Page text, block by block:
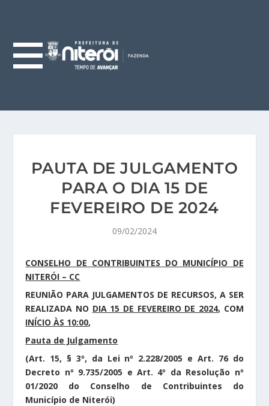
PAUTA DE JULGAMENTO
PARA O DIA 15 DE
FEVEREIRO DE 2024
09/02/2024
CONSELHO DE CONTRIBUINTES DO MUNICÍPIO DE
NITERÓI – CC
REUNIÃO PARA JULGAMENTOS DE RECURSOS, A SER
REALIZADA NO DIA 15 DE FEVEREIRO DE 2024, COM
INÍCIO ÀS 10:00,
Pauta de Julgamento
(Art. 15, § 3º, da Lei nº 2.228/2005 e Art. 76 do
Decreto nº 9.735/2005 e Art. 4º da Resolução nº
01/2020 do Conselho de Contribuintes do
Município de Niterói)